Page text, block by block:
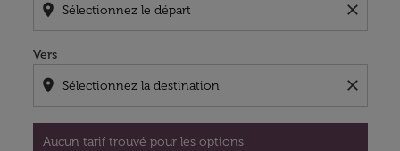
location_on close
Vers
location_on close
Aucun tarif trouvé pour les options